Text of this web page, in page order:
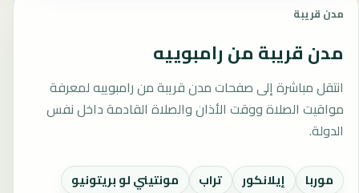
مدن قريبة
مدن قريبة من رامبوييه
انتقل مباشرة إلى صفحات مدن قريبة من رامبوييه لمعرفة
مواقيت الصلاة ووقت الأذان والصلاة القادمة داخل نفس
الدولة.
موربا إيلانكور تراب
مونتيني لو بريتونيو